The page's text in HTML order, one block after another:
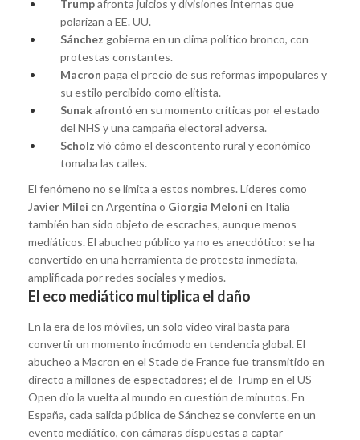
Trumpafronta juicios y divisiones internas que
polarizan a EE. UU.
Sánchez gobierna en un clima político bronco, con
protestas constantes.
Macron paga el precio de sus reformas impopulares y
su estilo percibido como elitista.
Sunakafrontó en su momento críticas por el estado
del NHS y una campaña electoral adversa.
Scholz vió cómo el descontento rural y económico
tomaba las calles.
El fenómeno no se limita a estos nombres. Líderes como
Javier Milei en Argentina o Giorgia Meloni en Italia
también han sido objeto de escraches, aunque menos
mediáticos. El abucheo público ya no es anecdótico: se ha
convertido en una herramienta de protesta inmediata,
amplificada por redes sociales y medios.
El eco mediático multiplica el daño
En la era de los móviles, un solo vídeo viral basta para
convertir un momento incómodo en tendencia global. El
abucheo a Macron en el Stade de France fue transmitido en
directo a millones de espectadores; el de Trump en el US
Open dio la vuelta al mundo en cuestión de minutos. En
España, cada salida pública de Sánchez se convierte en un
evento mediático, con cámaras dispuestas a captar